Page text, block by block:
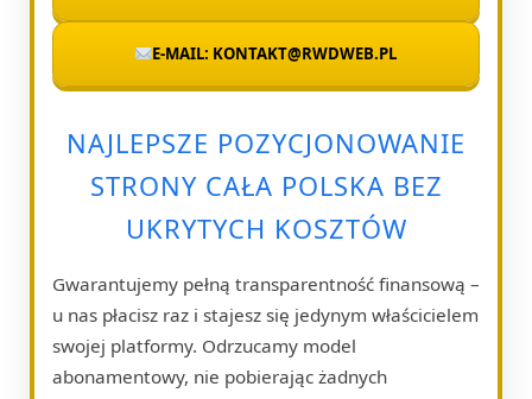
E-MAIL: KONTAKT@RWDWEB.PL
NAJLEPSZE POZYCJONOWANIE
STRONY CAŁA POLSKA BEZ
UKRYTYCH KOSZTÓW
Gwarantujemy pełną transparentność finansową –
u nas płacisz raz i stajesz się jedynym właścicielem
swojej platformy. Odrzucamy model
abonamentowy, nie pobierając żadnych